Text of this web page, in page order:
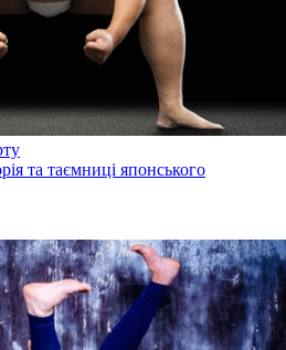
та таємниці японського